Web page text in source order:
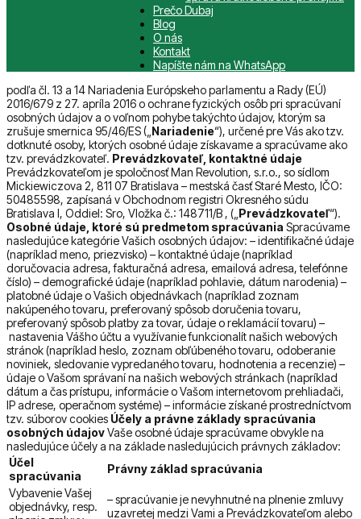
Prečo Dubaj
Blog
O nás
Kontakt
Napíšte nám na WhatsApp
podľa čl. 13 a 14 Nariadenia Európskeho parlamentu a Rady (EÚ)
2016/679 z 27. apríla 2016 o ochrane fyzických osôb pri spracúvaní
osobných údajov a o voľnom pohybe takýchto údajov, ktorým sa
zrušuje smernica 95/46/ES („ Nariadenie“), určené pre Vás ako tzv.
dotknuté osoby, ktorých osobné údaje získavame a spracúvame ako
tzv. prevádzkovateľ. Prevádzkovateľ, kontaktné údaje
Prevádzkovateľom je spoločnosť Man Revolution, s.r.o., so sídlom
Mickiewiczova 2, 811 07 Bratislava – mestská časť Staré Mesto, IČO:
50485598, zapísaná v Obchodnom registri Okresného súdu
Bratislava I, Oddiel: Sro, Vložka č.: 148711/B , („ Prevádzkovateľ“).
Osobné údaje, ktoré sú predmetom spracúvania Spracúvame
nasledujúce kategórie Vašich osobných údajov: – identifikačné údaje
(napríklad meno, priezvisko) – kontaktné údaje (napríklad
doručovacia adresa, fakturačná adresa, emailová adresa, telefónne
číslo) – demografické údaje (napríklad pohlavie, dátum narodenia) –
platobné údaje o Vašich objednávkach (napríklad zoznam
nakúpeného tovaru, preferovaný spôsob doručenia tovaru,
preferovaný spôsob platby za tovar, údaje o reklamácií tovaru) –
nastavenia Vášho účtu a využívanie funkcionalít našich webových
stránok (napríklad heslo, zoznam obľúbeného tovaru, odoberanie
noviniek, sledovanie vypredaného tovaru, hodnotenia a recenzie) –
údaje o Vašom správaní na našich webových stránkach (napríklad
dátum a čas prístupu, informácie o Vašom internetovom prehliadači,
IP adrese, operačnom systéme) – informácie získané prostredníctvom
tzv. súborov cookies Účely a právne základy spracúvania
osobných údajovVaše osobné údaje spracúvame obvykle na
nasledujúce účely a na základe nasledujúcich právnych základov:
Účel
spracúvania
Právny základ spracúvania
Vybavenie Vašej
objednávky, resp.
– spracúvanie je nevyhnutné na plnenie zmluvy
uzavretej medzi Vami a Prevádzkovateľom alebo